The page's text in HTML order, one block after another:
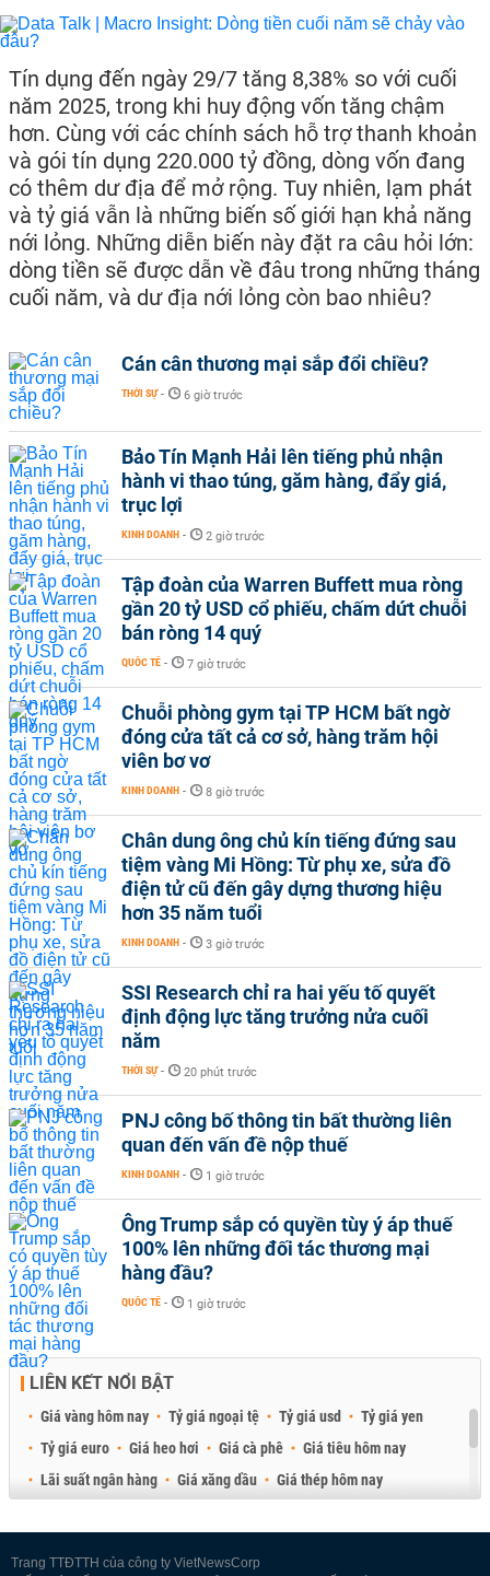
Tín dụng đến ngày 29/7 tăng 8,38% so với cuối
năm 2025, trong khi huy động vốn tăng chậm
hơn. Cùng với các chính sách hỗ trợ thanh khoản
và gói tín dụng 220.000 tỷ đồng, dòng vốn đang
có thêm dư địa để mở rộng. Tuy nhiên, lạm phát
và tỷ giá vẫn là những biến số giới hạn khả năng
nới lỏng. Những diễn biến này đặt ra câu hỏi lớn:
dòng tiền sẽ được dẫn về đâu trong những tháng
cuối năm, và dư địa nới lỏng còn bao nhiêu?
Cán cân thương mại sắp đổi chiều?
THỜI SỰ - 6 giờ trước
Bảo Tín Mạnh Hải lên tiếng phủ nhận
hành vi thao túng, găm hàng, đẩy giá,
trục lợi
KINH DOANH - 2 giờ trước
Tập đoàn của Warren Buffett mua ròng
gần 20 tỷ USD cổ phiếu, chấm dứt chuỗi
bán ròng 14 quý
QUỐC TẾ - 7 giờ trước
Chuỗi phòng gym tại TP HCM bất ngờ
đóng cửa tất cả cơ sở, hàng trăm hội
viên bơ vơ
KINH DOANH - 8 giờ trước
Chân dung ông chủ kín tiếng đứng sau
tiệm vàng Mi Hồng: Từ phụ xe, sửa đồ
điện tử cũ đến gây dựng thương hiệu
hơn 35 năm tuổi
KINH DOANH - 3 giờ trước
SSI Research chỉ ra hai yếu tố quyết
định động lực tăng trưởng nửa cuối
năm
THỜI SỰ - 20 phút trước
PNJ công bố thông tin bất thường liên
quan đến vấn đề nộp thuế
KINH DOANH - 1 giờ trước
Ông Trump sắp có quyền tùy ý áp thuế
100% lên những đối tác thương mại
hàng đầu?
QUỐC TẾ - 1 giờ trước
LIÊN KẾT NỔI BẬT
Giá vàng hôm nay Tỷ giá ngoại tệ Tỷ giá usd
Tỷ giá yen
Tỷ giá euro
Giá heo hơi Giá cà phê
Giá tiêu hôm nay
Lãi suất ngân hàng
Giá xăng dầu
Giá thép hôm nay
Trang TTĐTTH của công ty VietNewsCorp